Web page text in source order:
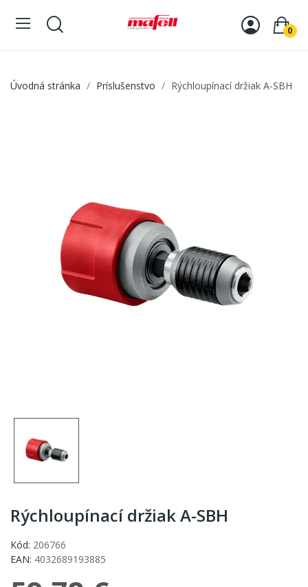
0
Úvodná stránka Príslušenstvo Rýchloupínací držiak A-SBH
Rýchloupínací držiak A-SBH
Kód: 206766
EAN: 4032689193885